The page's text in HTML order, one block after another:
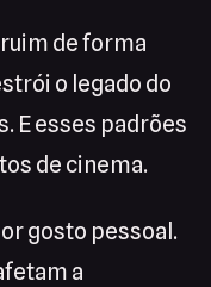
de forma
o legado do
E esses padrões
de cinema.
gosto pessoal.
a